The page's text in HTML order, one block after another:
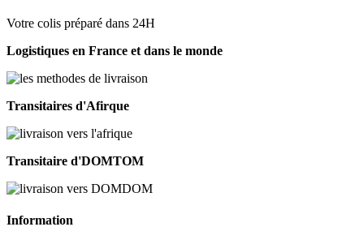
Votre colis préparé dans 24H
Logistiques en France et dans le monde
Transitaires d'Afirque
Transitaire d'DOMTOM
Information